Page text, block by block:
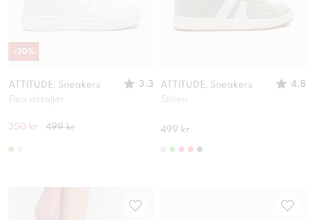
ATTITUDE, Sneakers
3.3
Fina detaljer
350 kr 499 kr
-30%
ATTITUDE, Sneakers
4.8
Stilren
499 kr